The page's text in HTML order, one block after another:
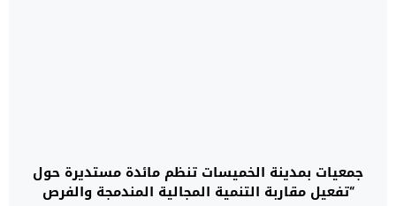
جمعيات بمدينة الخميسات تنظم مائدة مستديرة حول
“تفعيل مقاربة التنمية المجالية المندمجة والفرص